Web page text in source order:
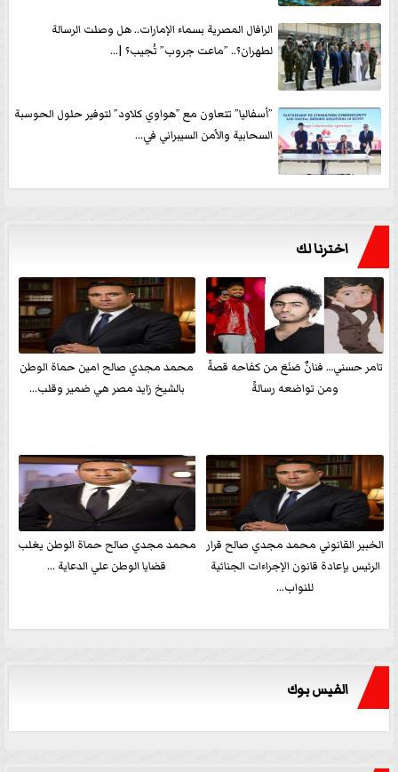
الرافال المصرية بسماء الإمارات.. هل وصلت الرسالة
لطهران؟.. ”ماعت جروب” تُجيب؟ |...
”أسفاليا” تتعاون مع ”هواوي كلاود” لتوفير حلول الحوسبة
السحابية والأمن السيبراني في...
اخترنا لك
تامر حسني… فنانٌ صَنَعَ من كفاحه قصةً
ومن تواضعه رسالةً
محمد مجدي صالح امين حماة الوطن
بالشيخ زايد مصر هي ضمير وقلب...
الخبير القانوني محمد مجدي صالح قرار
الرئيس بإعادة قانون الإجراءات الجنائية
للنواب...
محمد مجدي صالح حماة الوطن يغلب
قضايا الوطن علي الدعاية ...
الفيس بوك